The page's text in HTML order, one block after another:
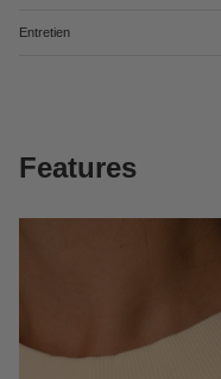
Entretien
Features